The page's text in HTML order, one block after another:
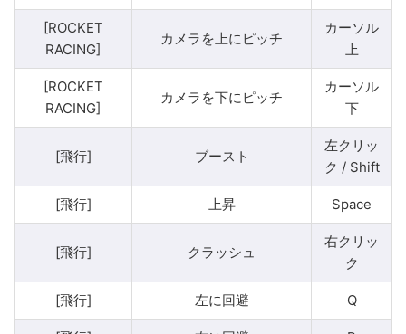
[ROCKET
RACING]
カメラを上にピッチ
カーソル
上
[ROCKET
RACING]
カメラを下にピッチ
カーソル
下
[飛行] ブースト
左クリッ
ク / Shift
[飛行] 上昇 Space
[飛行] クラッシュ
右クリッ
ク
[飛行] 左に回避 Q